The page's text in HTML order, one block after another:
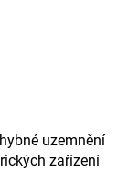
uzemnění
zařízení